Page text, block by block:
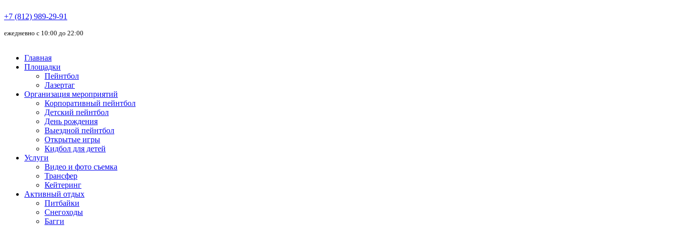
+7 (812) 989-29-91
ежедневно с 10:00 до 22:00
Главная
Площадки
Пейнтбол
Лазертаг
Организация мероприятий
Корпоративный пейнтбол
Детский пейнтбол
День рождения
Выездной пейнтбол
Открытые игры
Кидбол для детей
Услуги
Видео и фото съемка
Трансфер
Кейтеринг
Активный отдых
Питбайки
Снегоходы
Багги